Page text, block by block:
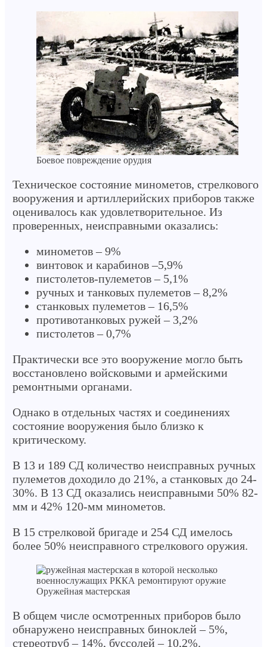
Боевое повреждение орудия
Техническое состояние минометов, стрелкового
вооружения и артиллерийских приборов также
оценивалось как удовлетворительное. Из
проверенных, неисправными оказались:
минометов – 9%
винтовок и карабинов –5,9%
пистолетов-пулеметов – 5,1%
ручных и танковых пулеметов – 8,2%
станковых пулеметов – 16,5%
противотанковых ружей – 3,2%
пистолетов – 0,7%
Практически все это вооружение могло быть
восстановлено войсковыми и армейскими
ремонтными органами.
Однако в отдельных частях и соединениях
состояние вооружения было близко к
критическому.
В 13 и 189 СД количество неисправных ручных
пулеметов доходило до 21%, а станковых до 24-
30%. В 13 СД оказались неисправными 50% 82-
мм и 42% 120-мм минометов.
В 15 стрелковой бригаде и 254 СД имелось
более 50% неисправного стрелкового оружия.
Оружейная мастерская
В общем числе осмотренных приборов было
обнаружено неисправных биноклей – 5%,
стереотруб – 14%, буссолей – 10,2%.